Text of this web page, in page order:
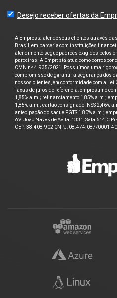
Desejo receber ofertas da
A Empresta atende seus clientes através
Brasil, em parceria com instituições
atendimento segue padrões exigidos pelos
parceiras. A Empresta atua como
CMN nº 4.935/2021. Possuímos uma
compromisso de garantir a segurança dos
nossos clientes, em conformidade com a Lei
Taxas de juros de referência: empréstimo
1,85% a.m.; refinanciamento 1,85% a.m.;
1,85% a.m.; cartão consignado INSS 2,46%
antecipação do saque FGTS 1,80% a.m.;
AV. João Naves de Avila, 1331, Sala 614 C
CEP: 38.408-902 CNPJ: 08.474.087/0001-